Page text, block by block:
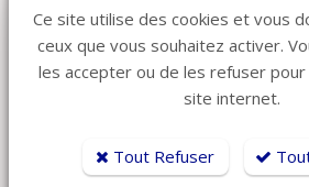
Ce site utilise des cookies et vous
ceux que vous souhaitez activer.
les accepter ou de les refuser
site internet.
Tout Refuser